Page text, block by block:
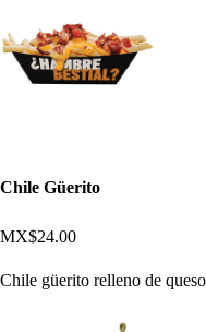
Chile Güerito
MX$24.00
Chile güerito relleno de